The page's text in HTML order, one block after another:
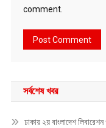
comment.
সর্বশেষ খবর
ঢাকায় ২য় বাংলাদেশ